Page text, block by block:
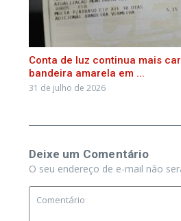
Conta de luz continua mais
bandeira amarela em ...
31 de julho de 2026
Deixe um Comentário
O seu endereço de e-mail não